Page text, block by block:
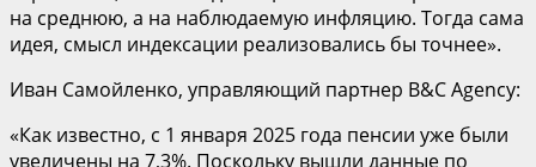
на среднюю, а на наблюдаемую инфляцию. Тогда сама
идея, смысл индексации реализовались бы точнее».
Иван Самойленко, управляющий партнер B&C Agency:
«Как известно, с 1 января 2025 года пенсии уже были
увеличены на 7,3%. Поскольку вышли данные по